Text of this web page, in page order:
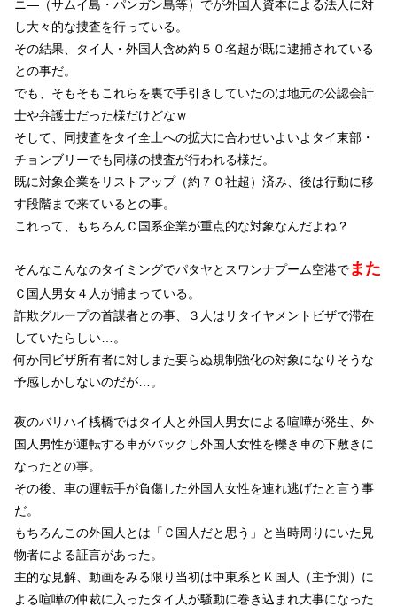
ニ―（サムイ島・パンガン島等）でが外国人資本による法人に対
し大々的な捜査を行っている。
その結果、タイ人・外国人含め約５０名超が既に逮捕されている
との事だ。
でも、そもそもこれらを裏で手引きしていたのは地元の公認会計
士や弁護士だった様だけどなｗ
そして、同捜査をタイ全土への拡大に合わせいよいよタイ東部・
チョンブリーでも同様の捜査が行われる様だ。
既に対象企業をリストアップ（約７０社超）済み、後は行動に移
す段階まで来ているとの事。
これって、もちろんＣ国系企業が重点的な対象なんだよね？
そんなこんなのタイミングでパタヤとスワンナプーム空港でまた
Ｃ国人男女４人が捕まっている。
詐欺グループの首謀者との事、３人はリタイヤメントビザで滞在
していたらしい…。
何か同ビザ所有者に対しまた要らぬ規制強化の対象になりそうな
予感しかしないのだが…。
夜のバリハイ桟橋ではタイ人と外国人男女による喧嘩が発生、外
国人男性が運転する車がバックし外国人女性を轢き車の下敷きに
なったとの事。
その後、車の運転手が負傷した外国人女性を連れ逃げたと言う事
だ。
もちろんこの外国人とは「Ｃ国人だと思う」と当時周りにいた見
物者による証言があった。
主的な見解、動画をみる限り当初は中東系とＫ国人（主予測）に
よる喧嘩の仲裁に入ったタイ人が騒動に巻き込まれ大事になった